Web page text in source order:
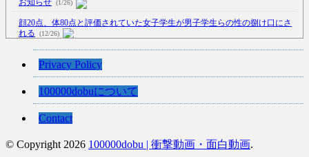
お知らせ (1/26)
顔20点、体80点と評価されていた女子学生が男子学生らの性の捌け口にさ
れる
(12/26)
【中国】処理水の問題化狙うも不発？ASEAN関連会合で賛同広がらず
(7/13)
【韓国】54.1％「IAEA報告書を信用しない」
Privacy Policy
100000dobuについて
Contact
© Copyright 2026 100000dobu | 衝撃動画・面白動画.